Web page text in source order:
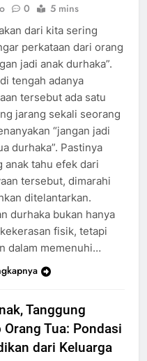
0 5 mins
dari kita sering
perkataan dari orang
jadi anak durhaka”.
tengah adanya
tersebut ada satu
jarang sekali seorang
“jangan jadi
durhaka”. Pastinya
anak tahu efek dari
tersebut, dimarahi
ditelantarkan.
durhaka bukan hanya
fisik, tetapi
dalam memenuhi…
Tanggung
Orang Tua: Pondasi
dari Keluarga